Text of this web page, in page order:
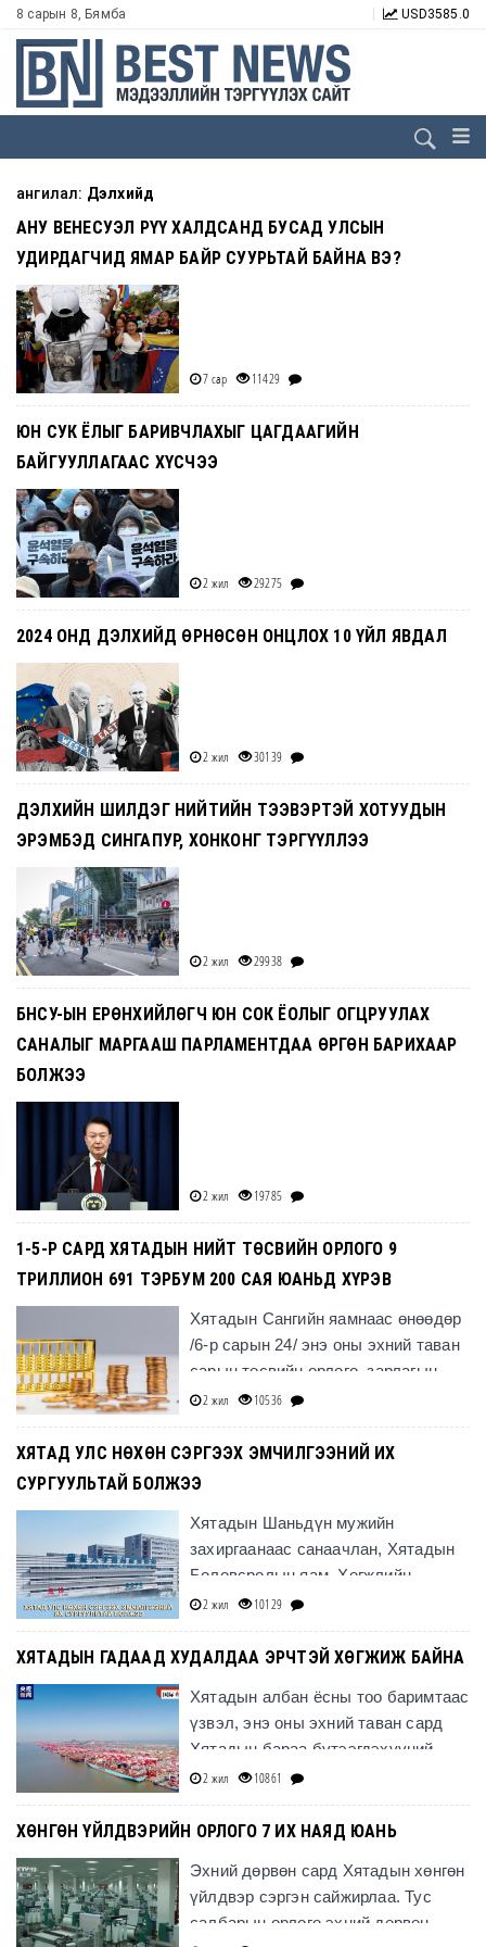
8 сарын 8, Бямба USD3585.0
ангилал: Дэлхийд
АНУ ВЕНЕСУЭЛ РҮҮ ХАЛДСАНД БУСАД УЛСЫН
УДИРДАГЧИД ЯМАР БАЙР СУУРЬТАЙ БАЙНА ВЭ?
7 сар 11429
ЮН СУК ЁЛЫГ БАРИВЧЛАХЫГ ЦАГДААГИЙН
БАЙГУУЛЛАГААС ХҮСЧЭЭ
2 жил 29275
2024 ОНД ДЭЛХИЙД ӨРНӨСӨН ОНЦЛОХ 10 ҮЙЛ ЯВДАЛ
2 жил 30139
ДЭЛХИЙН ШИЛДЭГ НИЙТИЙН ТЭЭВЭРТЭЙ ХОТУУДЫН
ЭРЭМБЭД СИНГАПУР, ХОНКОНГ ТЭРГҮҮЛЛЭЭ
2 жил 29938
БНСУ-ЫН ЕРӨНХИЙЛӨГЧ ЮН СОК ЁОЛЫГ ОГЦРУУЛАХ
САНАЛЫГ МАРГААШ ПАРЛАМЕНТДАА ӨРГӨН БАРИХААР
БОЛЖЭЭ
2 жил 19785
1-5-Р САРД ХЯТАДЫН НИЙТ ТӨСВИЙН ОРЛОГО 9
ТРИЛЛИОН 691 ТЭРБУМ 200 САЯ ЮАНЬД ХҮРЭВ
Хятадын Сангийн яамнаас өнөөдөр
/6-р сарын 24/ энэ оны эхний таван
сарын төсвийн орлого, зарлагын
гүйцэтгэлийг нийтлэв.
2 жил 10536
ХЯТАД УЛС НӨХӨН СЭРГЭЭХ ЭМЧИЛГЭЭНИЙ ИХ
СУРГУУЛЬТАЙ БОЛЖЭЭ
Хятадын Шаньдүн мужийн
захиргаанаас санаачлан, Хятадын
Боловсролын яам, Хөгжлийн
бэрхшээлтэй иргэдийн холбоо,
Эрүүл мэндийн үндэсний хороо
зэрэг байгу
2 жил 10129
ХЯТАДЫН ГАДААД ХУДАЛДАА ЭРЧТЭЙ ХӨГЖИЖ БАЙНА
Хятадын албан ёсны тоо баримтаас
үзвэл, энэ оны эхний таван сард
Хятадын бараа бүтээгдэхүүний
импорт экспортын нийт хэмжээ 17.5
их наяд юаньд хүрч, өн
2 жил 10861
ХӨНГӨН ҮЙЛДВЭРИЙН ОРЛОГО 7 ИХ НАЯД ЮАНЬ
Эхний дөрвөн сард Хятадын хөнгөн
үйлдвэр сэргэн сайжирлаа. Тус
салбарын орлого эхний дөрвөн